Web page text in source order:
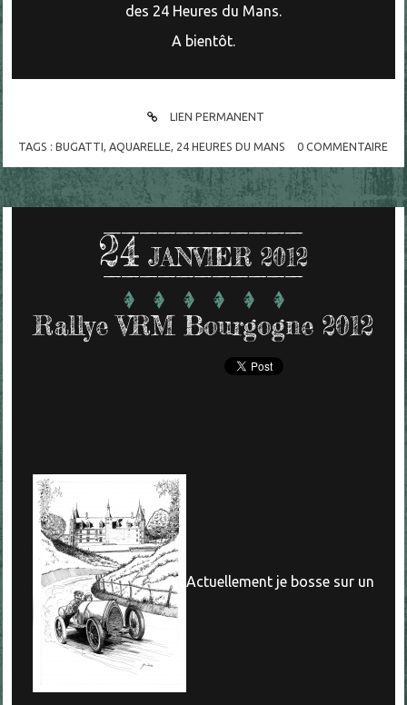
des 24 Heures du Mans.
A bientôt.
LIEN PERMANENT
TAGS :BUGATTI AQUARELLE 24 HEURES DU MANS 0 COMMENTAIRE
24 JANVIER 2012
Rallye VRM Bourgogne 2012
Actuellement je bosse sur un